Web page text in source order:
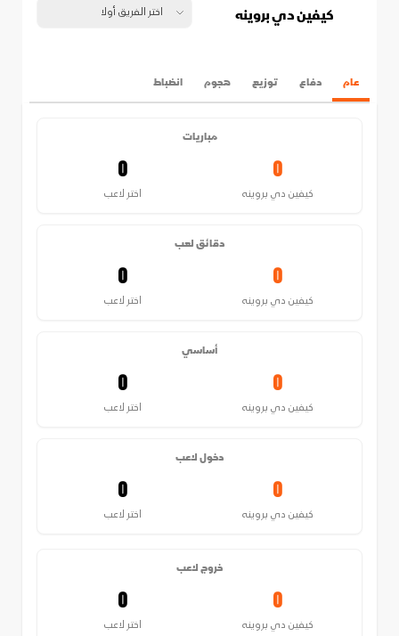
كيفين دي بروينه
عام دفاع توزيع هجوم انضباط
مباريات
0
اختر لاعب
0
كيفين دي بروينه
دقائق لعب
0
اختر لاعب
0
كيفين دي بروينه
أساسي
0
اختر لاعب
0
كيفين دي بروينه
دخول لاعب
0
اختر لاعب
0
كيفين دي بروينه
خروج لاعب
0
اختر لاعب
0
كيفين دي بروينه